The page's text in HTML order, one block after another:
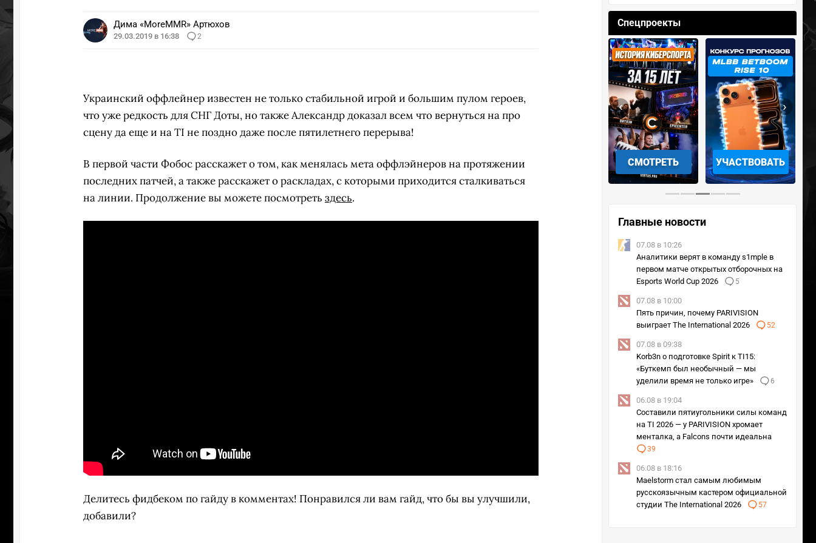
Дима «MoreMMR» Артюхов
29.03.2019 в 16:38 2
Украинский оффлейнер известен не только стабильной игрой и большим пулом героев,
что уже редкость для СНГ Доты, но также Александр доказал всем что вернуться на про
сцену да еще и на TI не поздно даже после пятилетнего перерыва!
В первой части Фобос расскажет о том, как менялась мета оффлэйнеров на протяжении
последних патчей, а также расскажет о раскладах, с которыми приходится сталкиваться
на линии. Продолжение вы можете посмотреть здесь.
Делитесь фидбеком по гайду в комментах! Понравился ли вам гайд, что бы вы улучшили,
добавили?
Спецпроекты
УЧАСТВОВАТЬ ЗАБРАТЬ
ANDROID
СМОТРЕТЬ УЧАСТВОВАТЬ
‹ ›
Главные новости
07.08 в 10:26
Аналитики верят в команду s1mple в
первом матче открытых отборочных на
Esports World Cup 2026
5
07.08 в 10:00
Пять причин, почему PARIVISION
выиграет The International 2026
52
07.08 в 09:38
Korb3n о подготовке Spirit к TI15:
«Буткемп был необычный — мы
уделили время не только игре»
6
06.08 в 19:04
Составили пятиугольники силы команд
на TI 2026 — у PARIVISION хромает
менталка, а Falcons почти идеальна
39
06.08 в 18:16
Maelstorm стал самым любимым
русскоязычным кастером официальной
студии The International 2026
57